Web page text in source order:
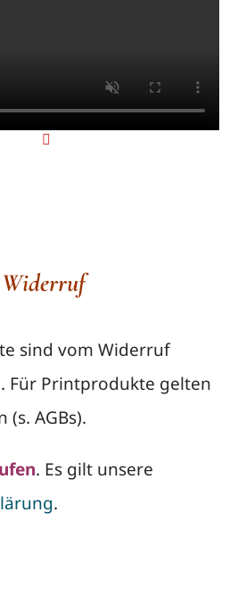
Widerruf
sind vom Widerruf
Für Printprodukte gelten
AGBs).
. Es gilt unsere
.